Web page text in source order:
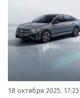
18 октября 2025, 17:23